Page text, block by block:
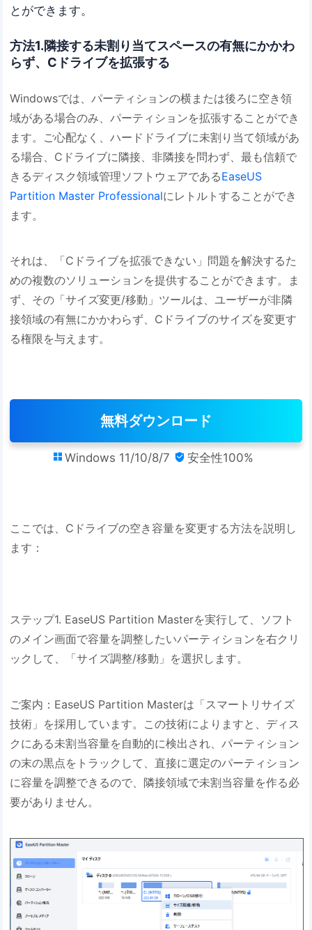
とができます。
方法1.隣接する未割り当てスペースの有無にかかわ
らず、Cドライブを拡張する
Windowsでは、パーティションの横または後ろに空き領
域がある場合のみ、パーティションを拡張することができ
ます。ご心配なく、ハードドライブに未割り当て領域があ
る場合、Cドライブに隣接、非隣接を問わず、最も信頼で
きるディスク領域管理ソフトウェアであるEaseUS
Partition Master Professionalにレトルトすることができ
ます。
それは、「Cドライブを拡張できない」問題を解決するた
めの複数のソリューションを提供することができます。ま
ず、その「サイズ変更/移動」ツールは、ユーザーが非隣
接領域の有無にかかわらず、Cドライブのサイズを変更す
る権限を与えます。
無料ダウンロード
 Windows 11/10/8/7  安全性100%
ここでは、Cドライブの空き容量を変更する方法を説明し
ます：
ステップ1. EaseUS Partition Masterを実行して、ソフト
のメイン画面で容量を調整したいパーティションを右クリ
ックして、「サイズ調整/移動」を選択します。
ご案内：EaseUS Partition Masterは「スマートリサイズ
技術」を採用しています。この技術によりますと、ディス
クにある未割当容量を自動的に検出され、パーティション
の末の黒点をトラックして、直接に選定のパーティション
に容量を調整できるので、隣接領域で未割当容量を作る必
要がありません。